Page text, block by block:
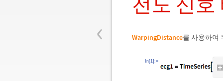
‹ WarpingDistance를 사용하여
In[1]:=